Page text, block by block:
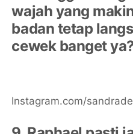
wajah yang
badan tetap
cewek banget
Instagram.com/